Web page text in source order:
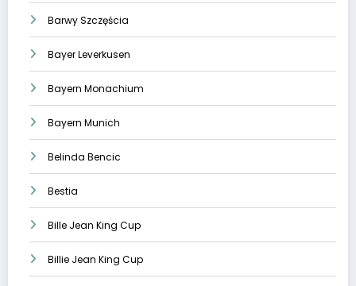
Barwy Szczęścia
Bayer Leverkusen
Bayern Monachium
Bayern Munich
Belinda Bencic
Bestia
Bille Jean King Cup
Billie Jean King Cup